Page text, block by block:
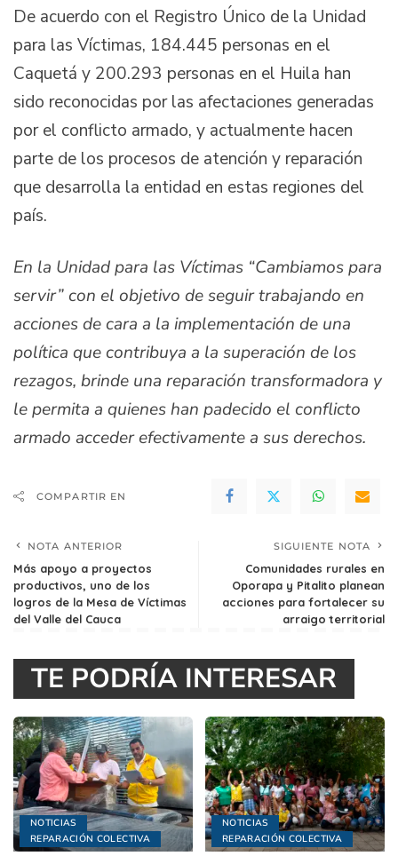
De acuerdo con el Registro Único de la Unidad
para las Víctimas, 184.445 personas en el
Caquetá y 200.293 personas en el Huila han
sido reconocidas por las afectaciones generadas
por el conflicto armado, y actualmente hacen
parte de los procesos de atención y reparación
que desarrolla la entidad en estas regiones del
país.
En la Unidad para las Víctimas “Cambiamos para
servir” con el objetivo de seguir trabajando en
acciones de cara a la implementación de una
política que contribuya a la superación de los
rezagos, brinde una reparación transformadora y
le permita a quienes han padecido el conflicto
armado acceder efectivamente a sus derechos.
COMPARTIR EN
NOTA ANTERIOR
Más apoyo a proyectos
productivos, uno de los
logros de la Mesa de Víctimas
del Valle del Cauca
SIGUIENTE NOTA
Comunidades rurales en
Oporapa y Pitalito planean
acciones para fortalecer su
arraigo territorial
TE PODRÍA INTERESAR
NOTICIAS
REPARACIÓN COLECTIVA
NOTICIAS
REPARACIÓN COLECTIVA